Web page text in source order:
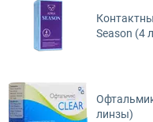
Season (4
линзы)